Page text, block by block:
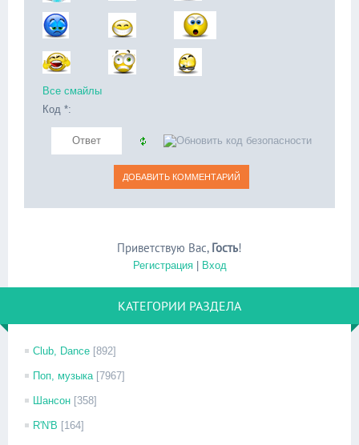
Все смайлы
Код *:
Приветствую Вас, Гость!
Регистрация| Вход
КАТЕГОРИИ РАЗДЕЛА
Club, Dance [892]
Поп, музыка [7967]
Шансон [358]
R'N'B [164]